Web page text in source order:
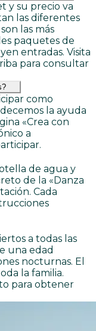
y su precio va
las diferentes
las más
paquetes de
entradas. Visita
para consultar
como
la ayuda
«Crea con
a
de agua y
de la «Danza
Cada
a todas las
una edad
nocturnas. El
la familia.
para obtener